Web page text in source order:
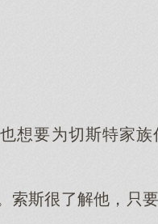
想要为切斯特家
索斯很了解他，只